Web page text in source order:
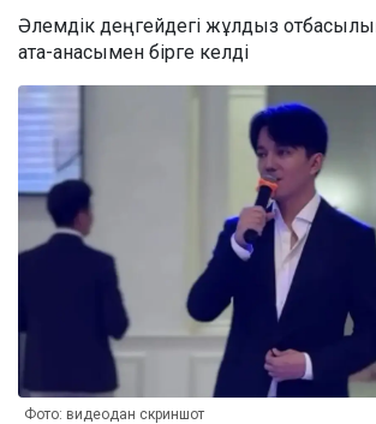
Әлемдік деңгейдегі жұлдыз
ата-анасымен бірге келді
Фото: видеодан скриншот